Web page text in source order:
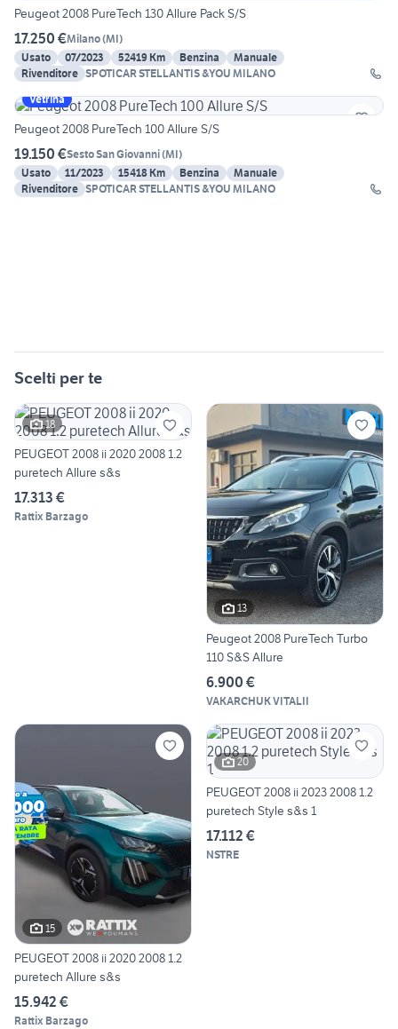
Peugeot 2008 PureTech 130 Allure Pack S/S
17.250 €Milano(MI)
Usato
07/2023 52419 Km Benzina
Manuale
Rivenditore SPOTICAR STELLANTIS &YOU MILANO
Vetrina
Peugeot 2008 PureTech 100 Allure S/S
19.150 €Sesto San Giovanni(MI)
Usato
11/2023 15418 Km Benzina
Manuale
Rivenditore SPOTICAR STELLANTIS &YOU MILANO
Scelti per te
18
PEUGEOT 2008 ii 2020 2008 1.2
puretech Allure s&s
17.313 €
Rattix Barzago
13
Peugeot 2008 PureTech Turbo
110 S&S Allure
6.900 €
VAKARCHUK VITALII
15
PEUGEOT 2008 ii 2020 2008 1.2
puretech Allure s&s
15.942 €
Rattix Barzago
20
PEUGEOT 2008 ii 2023 2008 1.2
puretech Style s&s 1
17.112 €
NSTRE